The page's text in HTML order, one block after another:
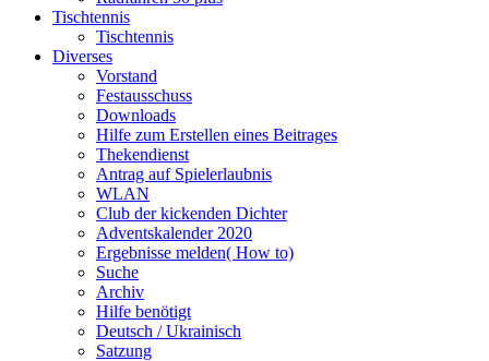
Tischtennis
Tischtennis
Diverses
Vorstand
Festausschuss
Downloads
Hilfe zum Erstellen eines Beitrages
Thekendienst
Antrag auf Spielerlaubnis
WLAN
Club der kickenden Dichter
Adventskalender 2020
Ergebnisse melden( How to)
Suche
Archiv
Hilfe benötigt
Deutsch / Ukrainisch
Satzung